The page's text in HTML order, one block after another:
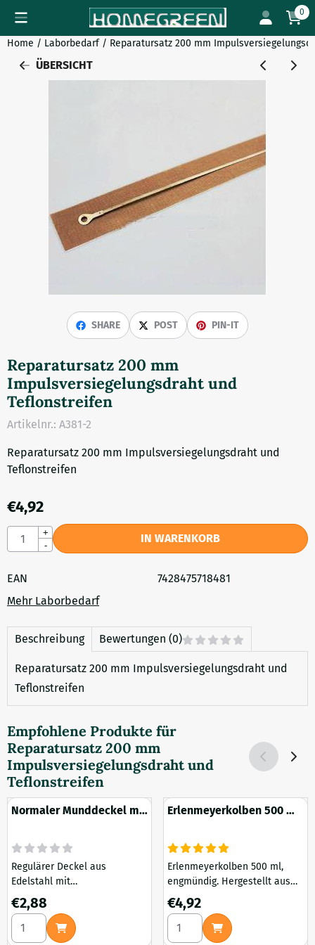
Cookie-Einstellungen verfügbar. Einstellungen wählen oder0
Home / Laborbedarf / Reparatursatz 200 mm
ÜBERSICHT
SHARE POST PIN-IT
Reparatursatz 200 mm
Impulsversiegelungsdraht und
Teflonstreifen
Artikelnr.: A381-2
Reparatursatz 200 mm Impulsversiegelungsdraht und
Teflonstreifen
€4,92
Anzahl
+
-
IN WARENKORB
EAN
7428475718481
Mehr Laborbedarf
Beschreibung Bewertungen (0)
Reparatursatz 200 mm Impulsversiegelungsdraht und
Teflonstreifen
Empfohlene Produkte für
Reparatursatz 200 mm
Impulsversiegelungsdraht und
Teflonstreifen
Normaler Munddeckel mit
Edelstahl
Regulärer Deckel aus
Edelstahl mit
Injektionsöffnung und
Spritzenfilter. Ideal für sterile
Kulturen, Mykologie und
Laboranwendungen.
Preis: 2,88
€2,88
Anzahl wählen für Normaler Munddeckel mit
Erlenmeyerkolben 500 ml
Erlenmeyerkolben 500 ml,
engmündig. Hergestellt aus
hitzebeständigem
Borosilikatglas. Geeignet für
Autoklaven und
Laboranwendungen mit
Preis: 4,92
€4,92
Anzahl wählen für